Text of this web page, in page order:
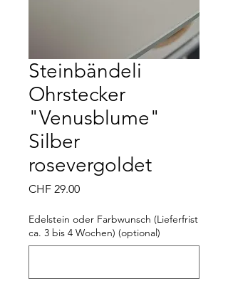
Steinbändeli
Ohrstecker
"Venusblume"
Silber
rosevergoldet
CHF 29.00Preis
Edelstein oder Farbwunsch (Lieferfrist
ca. 3 bis 4 Wochen) (optional)